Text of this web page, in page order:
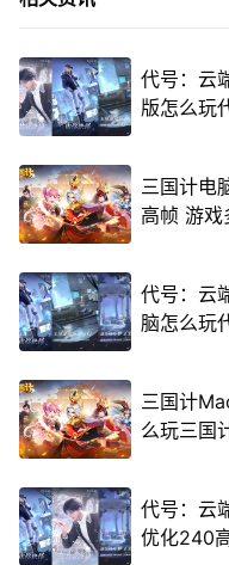
代号：云
版怎么玩
三国计电
高帧 游戏
代号：云
脑怎么玩
三国计
么玩三国
代号：云
优化240